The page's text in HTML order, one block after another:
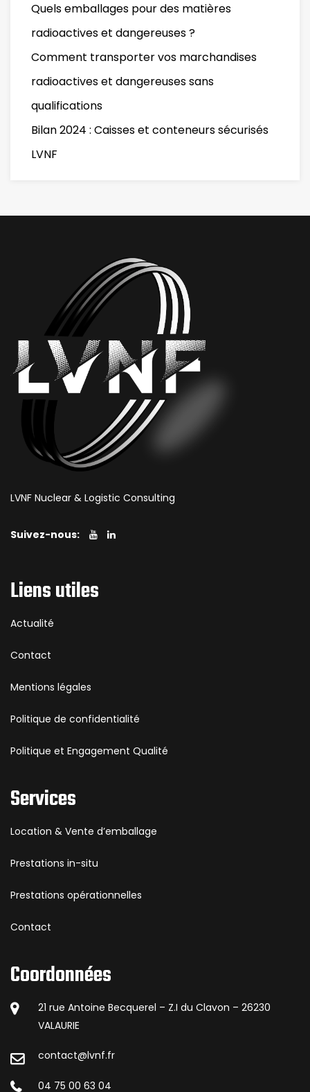
Quels emballages pour des matières
radioactives et dangereuses ?
Comment transporter vos marchandises
radioactives et dangereuses sans
qualifications
Bilan 2024 : Caisses et conteneurs sécurisés
LVNF
LVNF Nuclear & Logistic Consulting
Suivez-nous:
Liens utiles
Actualité
Contact
Mentions légales
Politique de confidentialité
Politique et Engagement Qualité
Services
Location & Vente d’emballage
Prestations in-situ
Prestations opérationnelles
Contact
Coordonnées
21 rue Antoine Becquerel – Z.I du Clavon – 26230
VALAURIE
contact@lvnf.fr
04 75 00 63 04